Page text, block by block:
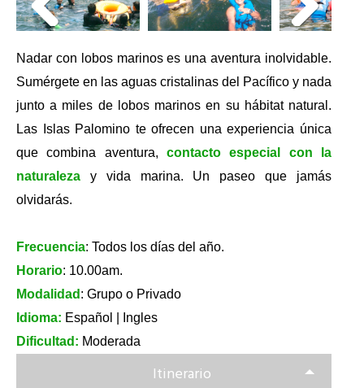
Nadar con lobos marinos es una aventura inolvidable.
Sumérgete en las aguas cristalinas del Pacífico y nada
junto a miles de lobos marinos en su hábitat natural.
Las Islas Palomino te ofrecen una experiencia única
que combina aventura, contacto especial con la
naturaleza y vida marina. Un paseo que jamás
olvidarás.
Frecuencia: Todos los días del año.
Horario: 10.00am.
Modalidad : Grupo o Privado
Idioma: Español | Ingles
Dificultad: Moderada
Itinerario